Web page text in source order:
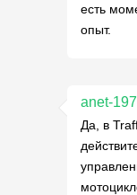
есть
опыт.
anet-
Да, в